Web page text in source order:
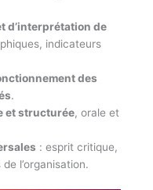
d’interprétation de
indicateurs
des
.
et structurée, orale et
: esprit critique,
l’organisation.